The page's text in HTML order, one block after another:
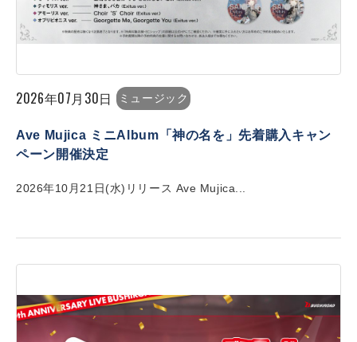
2026年07月30日 ミュージック
Ave Mujica ミニAlbum「神の名を」先着購入キャン
ペーン開催決定
2026年10月21日(水)リリース Ave Mujica...